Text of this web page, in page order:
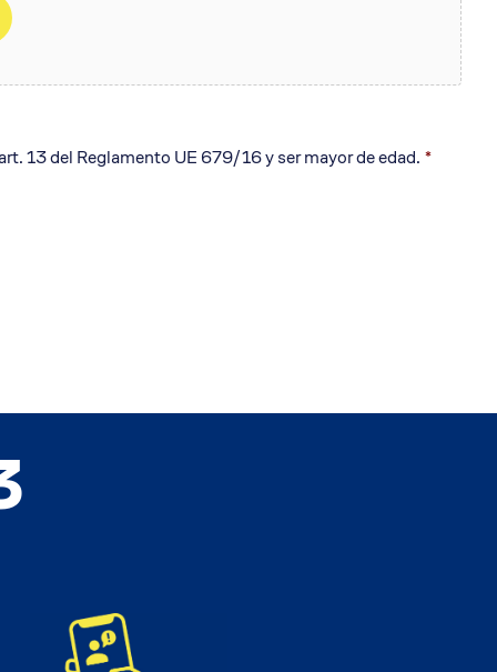
13 del Reglamento UE 679/16 y ser mayor de edad. *